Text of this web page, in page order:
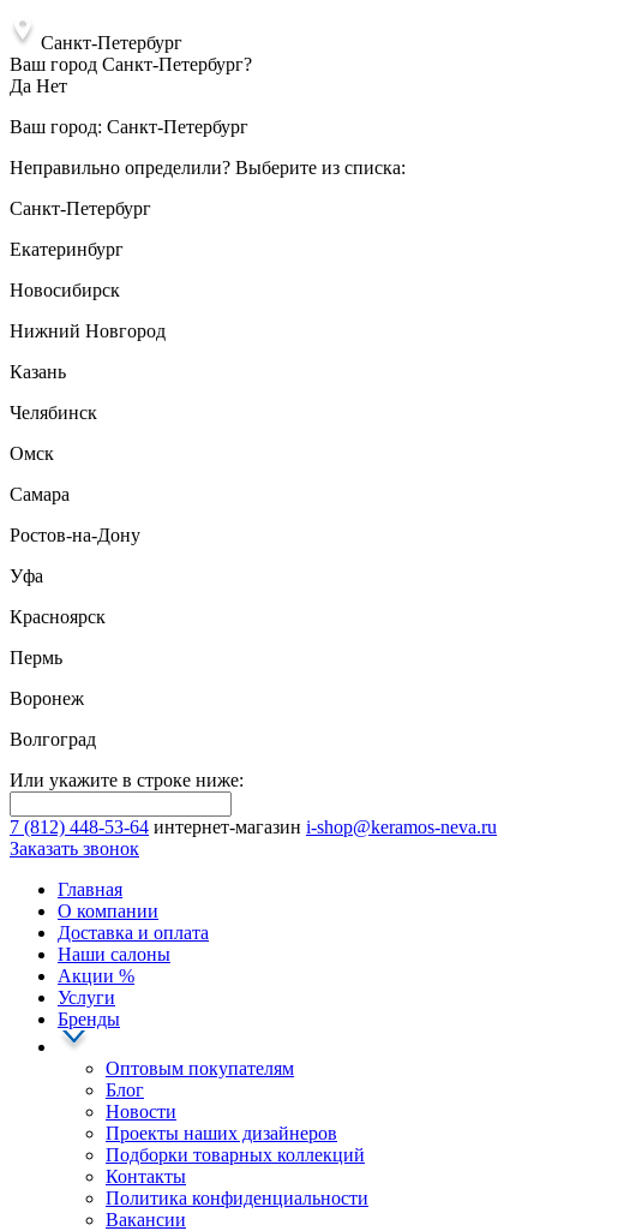
Санкт-Петербург
Ваш город Санкт-Петербург?
Да Нет
Ваш город: Санкт-Петербург
Неправильно определили? Выберите из списка:
Санкт-Петербург
Екатеринбург
Новосибирск
Нижний Новгород
Казань
Челябинск
Омск
Самара
Ростов-на-Дону
Уфа
Красноярск
Пермь
Воронеж
Волгоград
Или укажите в строке ниже:
7 (812) 448-53-64 интернет-магазин i-shop@keramos-neva.ru
Заказать звонок
Главная
О компании
Доставка и оплата
Наши cалоны
Акции %
Услуги
Бренды
Оптовым покупателям
Блог
Новости
Проекты наших дизайнеров
Подборки товарных коллекций
Контакты
Политика конфиденциальности
Вакансии